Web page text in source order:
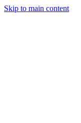
Skip to main content